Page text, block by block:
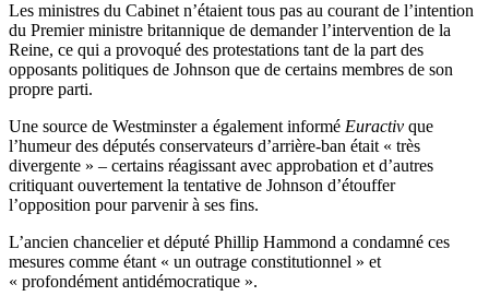
Les ministres du Cabinet n’étaient tous pas au courant de l’intention
du Premier ministre britannique de demander l’intervention de la
Reine, ce qui a provoqué des protestations tant de la part des
opposants politiques de Johnson que de certains membres de son
propre parti.
Une source de Westminster a également informé Euractiv que
l’humeur des députés conservateurs d’arrière-ban était « très
divergente » – certains réagissant avec approbation et d’autres
critiquant ouvertement la tentative de Johnson d’étouffer
l’opposition pour parvenir à ses fins.
L’ancien chancelier et député Phillip Hammond a condamné ces
mesures comme étant « un outrage constitutionnel » et
« profondément antidémocratique ».